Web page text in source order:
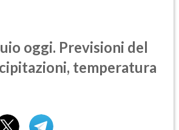
oggi. Previsioni del
temperatura